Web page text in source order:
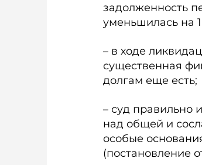
задолженность
уменьшилась на
– в ходе
существенная
долгам еще есть;
– суд правильно
над общей и
особые
(постановление